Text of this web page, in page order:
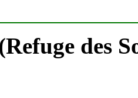
des